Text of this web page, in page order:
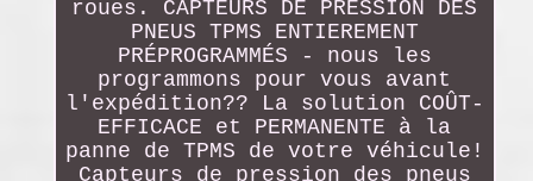
roues. CAPTEURS DE PRESSION DES
PNEUS TPMS ENTIEREMENT
PRÉPROGRAMMÉS - nous les
programmons pour vous avant
l'expédition?? La solution COÛT-
EFFICACE et PERMANENTE à la
panne de TPMS de votre véhicule!
Capteurs de pression des pneus